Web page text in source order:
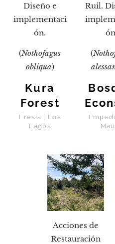
Diseño e
implementaci
ón.
(Nothofagus
obliqua)
Kura
Forest
Fresia | Los
Lagos
Ruil.
(
Acciones de
Restauración